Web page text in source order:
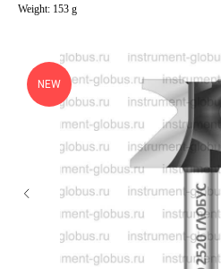
Weight: 153 g
NEW